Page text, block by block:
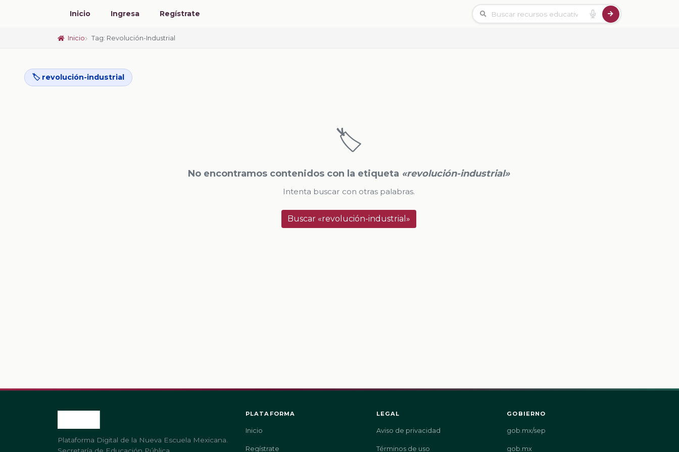
Inicio Ingresa Regístrate
Inicio Tag: Revolución-Industrial
🏷️ revolución-industrial
🏷️
No encontramos contenidos con la etiqueta «revolución-industrial»
Intenta buscar con otras palabras.
Buscar «revolución-industrial»
Plataforma Digital de la Nueva Escuela Mexicana.
PLATAFORMA
Inicio
Regístrate
LEGAL
Aviso de privacidad
Términos de uso
GOBIERNO
gob.mx/sep
gob.mx